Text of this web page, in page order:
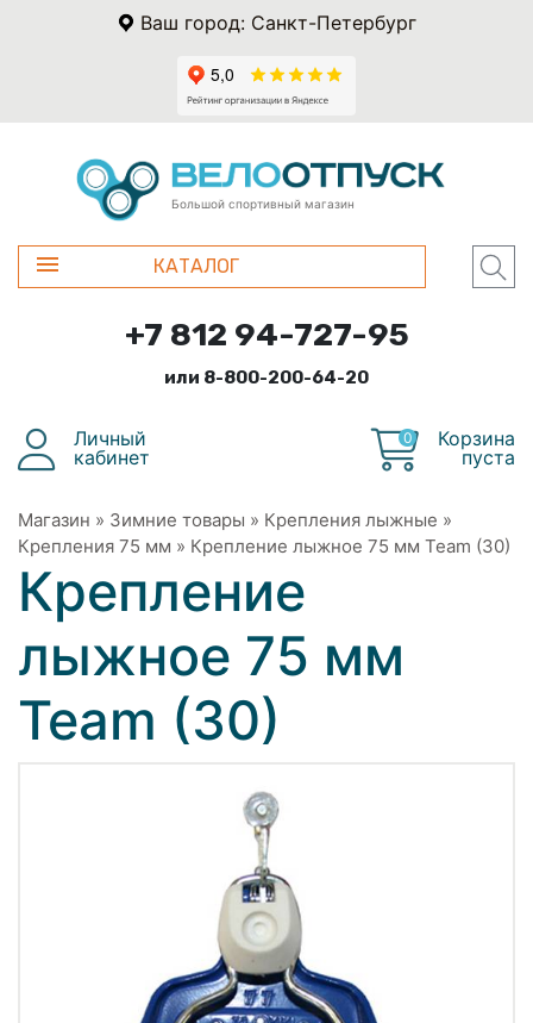
Ваш город: Санкт-Петербург
Большой спортивный магазин
КАТАЛОГ
+7 812 94-727-95
или 8-800-200-64-20
Личный
кабинет
0
Корзина
пуста
Магазин » Зимние товары » Крепления лыжные »
Крепления 75 мм » Крепление лыжное 75 мм Team (30)
Крепление
лыжное 75 мм
Team (30)